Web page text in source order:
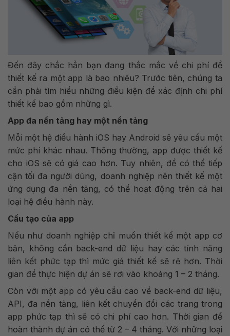
Đến đây chắc hẳn bạn đang thắc mắc về chi phí để
thiết kế ra một app là bao nhiêu? Trước tiên, chúng ta
cần phải tìm hiểu những điều kiện để xác định chi phí
thiết kế bao gồm những gì.
App đa nền tảng hay một nền tảng
Mỗi một hệ điều hành iOS hay Android sẽ yêu cầu một
mức phí khác nhau. Thông thường, app được thiết kế
cho iOS sẽ có giá cao hơn. Tuy nhiên, để có thể tiếp
cận tối đa người dùng, doanh nghiệp nên thiết kế một
ứng dụng đa nền tảng, có thể hoạt động trên cả hai
loại hệ điều hành này.
Cấu tạo của app
Nếu như doanh nghiệp chỉ muốn thiết kế một app cơ
bản, không cần back-end dữ liệu hay các tính năng
liên kết phức tạp thì mức giá thiết kế sẽ rẻ hơn. Thời
gian để thực hiện dự án sẽ rơi vào khoảng 1 – 2 tháng.
Còn với một app có yêu cầu cao về back-end dữ liệu,
API, đa nền tảng, liên kết chuyển đổi các trang trong
app phức tạp thì sẽ có chi phí cao hơn. Thời gian để
hoàn thành dự án có thể từ 2 – 4 tháng. Với những loại